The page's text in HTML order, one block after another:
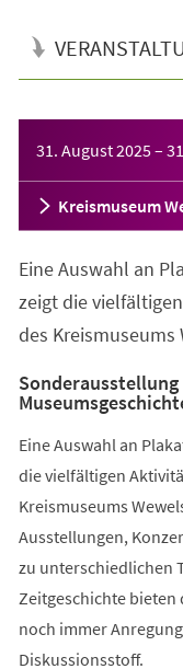
31. August 2025–
Kreismuseum
Eine Auswahl an
zeigt die
des Kreismuseums
Eine Auswahl an
die vielfältigen
Kreismuseums
Ausstellungen,
zu unterschiedlichen
Zeitgeschichte bieten
noch immer
Diskussionsstoff.